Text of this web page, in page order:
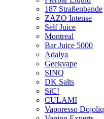
187 Straßenbande
ZAZO Intense
Self Juice
Montreal
Bar Juice 5000
Adalya
Geekvape
SINQ
DK Salts
SiC!
CULAMI
Vaporesso Dojoliq